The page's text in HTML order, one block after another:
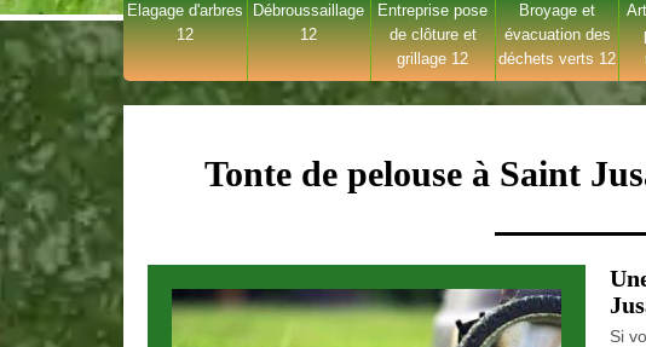
Elagage d'arbres
12
Débroussaillage
12
Entreprise pose
de clôture et
grillage 12
Broyage et
évacuation des
déchets verts 12
Tonte de pelouse à Saint
Si